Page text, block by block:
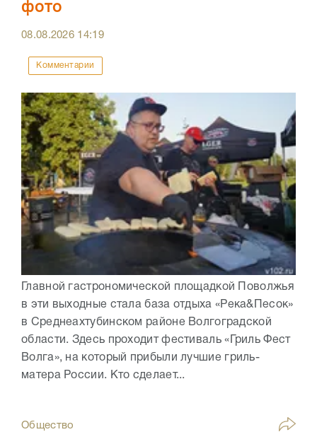
фото
08.08.2026 14:19
Комментарии
Главной гастрономической площадкой Поволжья
в эти выходные стала база отдыха «Река&Песок»
в Среднеахтубинском районе Волгоградской
области. Здесь проходит фестиваль «Гриль Фест
Волга», на который прибыли лучшие гриль-
матера России. Кто сделает...
Общество